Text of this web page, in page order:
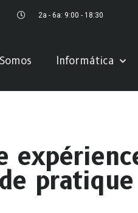
2a - 6a: 9:00 - 18:30
Informática
pratique